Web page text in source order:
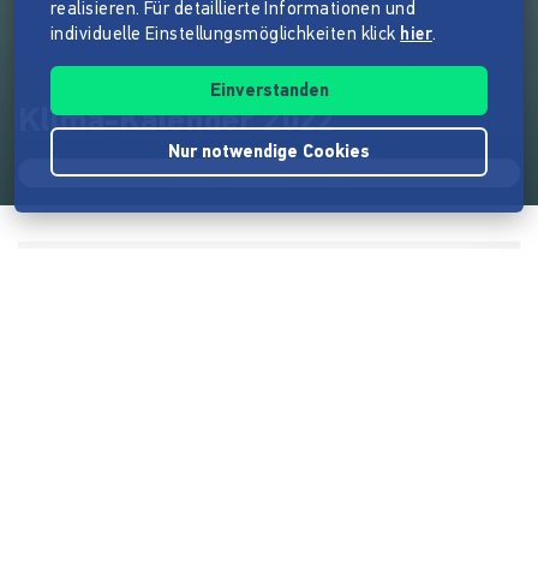
Klima-Kalender 2022
realisieren. Für detaillierte Informationen und
individuelle Einstellungsmöglichkeiten klick hier.
Einverstanden
Nur notwendige Cookies